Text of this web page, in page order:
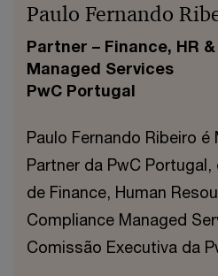
Paulo Fernando
Partner – Finance, HR
Managed Services
PwC Portugal
Paulo Fernando Ribeiro é
Partner da PwC
de Finance, Human
Compliance Managed
Comissão Executiva da